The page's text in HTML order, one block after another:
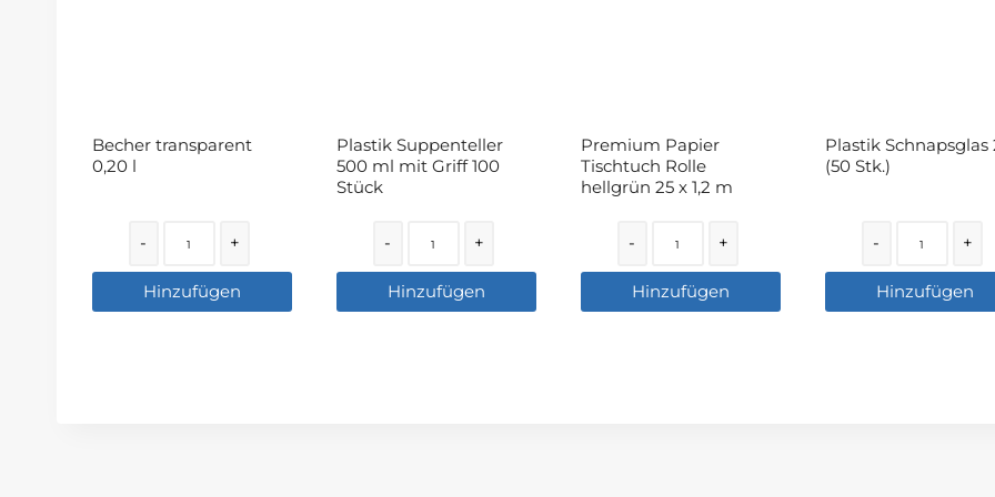
Becher transparent
0,20 l
- +
Hinzufügen
Plastik Suppenteller
500 ml mit Griff 100
Stück
- +
Hinzufügen
Premium Papier
Tischtuch Rolle
hellgrün 25 x 1,2 m
- +
Hinzufügen
Plastik Schnapsglas
(50 Stk.)
- +
Hinzufügen